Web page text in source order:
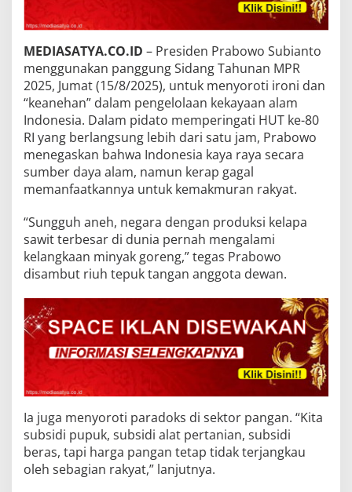
MEDIASATYA.CO.ID – Presiden Prabowo Subianto
menggunakan panggung Sidang Tahunan MPR
2025, Jumat (15/8/2025), untuk menyoroti ironi dan
“keanehan” dalam pengelolaan kekayaan alam
Indonesia. Dalam pidato memperingati HUT ke-80
RI yang berlangsung lebih dari satu jam, Prabowo
menegaskan bahwa Indonesia kaya raya secara
sumber daya alam, namun kerap gagal
memanfaatkannya untuk kemakmuran rakyat.
“Sungguh aneh, negara dengan produksi kelapa
sawit terbesar di dunia pernah mengalami
kelangkaan minyak goreng,” tegas Prabowo
disambut riuh tepuk tangan anggota dewan.
Ia juga menyoroti paradoks di sektor pangan. “Kita
subsidi pupuk, subsidi alat pertanian, subsidi
beras, tapi harga pangan tetap tidak terjangkau
oleh sebagian rakyat,” lanjutnya.